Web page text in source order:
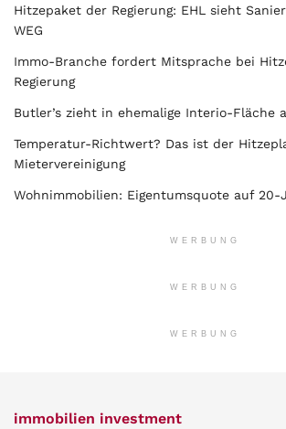
Hitzepaket der Regierung: EHL sieht
WEG
Immo-Branche fordert Mitsprache bei
Regierung
Butler’s zieht in ehemalige Interio-Fläche
Temperatur-Richtwert? Das ist der
Mietervereinigung
Wohnimmobilien: Eigentumsquote auf 20-
WERBUNG
WERBUNG
WERBUNG
immobilien investment